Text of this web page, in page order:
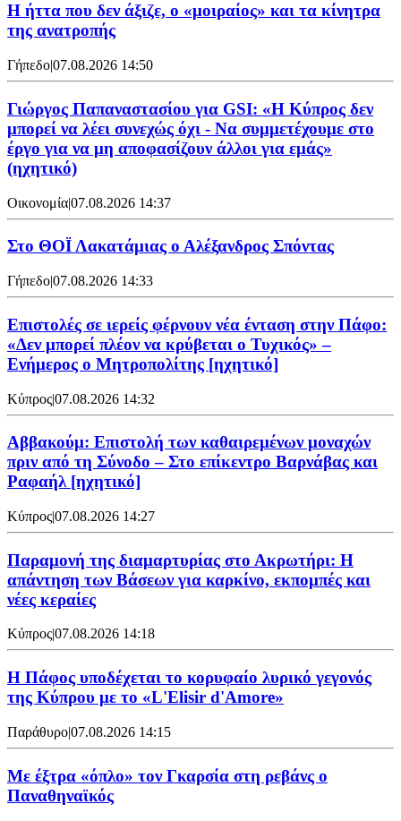
Η ήττα που δεν άξιζε, ο «μοιραίος» και τα κίνητρα
της ανατροπής
Γήπεδο|07.08.2026 14:50
Γιώργος Παπαναστασίου για GSI: «Η Κύπρος δεν
μπορεί να λέει συνεχώς όχι - Να συμμετέχουμε στο
έργο για να μη αποφασίζουν άλλοι για εμάς»
(ηχητικό)
Οικονομία|07.08.2026 14:37
Στο ΘΟΪ Λακατάμιας ο Αλέξανδρος Σπόντας
Γήπεδο|07.08.2026 14:33
Επιστολές σε ιερείς φέρνουν νέα ένταση στην Πάφο:
«Δεν μπορεί πλέον να κρύβεται ο Τυχικός» –
Ενήμερος ο Μητροπολίτης [ηχητικό]
Κύπρος|07.08.2026 14:32
Αββακούμ: Επιστολή των καθαιρεμένων μοναχών
πριν από τη Σύνοδο – Στο επίκεντρο Βαρνάβας και
Ραφαήλ [ηχητικό]
Κύπρος|07.08.2026 14:27
Παραμονή της διαμαρτυρίας στο Ακρωτήρι: Η
απάντηση των Βάσεων για καρκίνο, εκπομπές και
νέες κεραίες
Κύπρος|07.08.2026 14:18
Η Πάφος υποδέχεται το κορυφαίο λυρικό γεγονός
της Κύπρου με το «L'Elisir d'Amore»
Παράθυρο|07.08.2026 14:15
Mε έξτρα «όπλο» τον Γκαρσία στη ρεβάνς ο
Παναθηναϊκός